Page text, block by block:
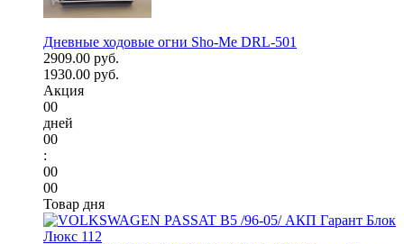
Дневные ходовые огни Sho-Me DRL-501
2909.00 руб.
1930.00 руб.
Акция
00
дней
00
:
00
00
Товар дня